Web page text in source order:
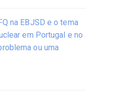
na EBJSD e o tema
em Portugal e no
ou uma